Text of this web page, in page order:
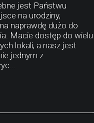
jest Państwu
na urodziny,
naprawdę dużo do
Macie dostęp do wielu
lokali, a nasz jest
jednym z